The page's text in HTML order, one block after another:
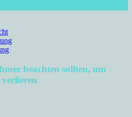
beachten sollten, um